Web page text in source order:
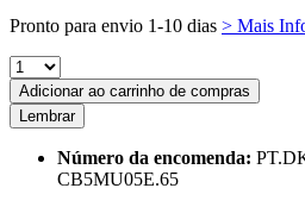
Pronto para envio 1-10 dias > Mais
Adicionar ao carrinho de compras
Lembrar
Número da encomenda:
CB5MU05E.65